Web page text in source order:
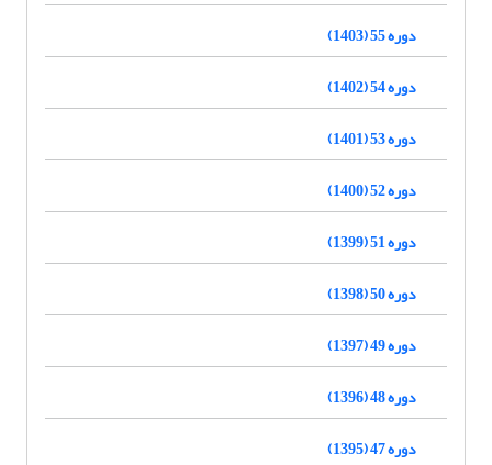
دوره 55 (1403)
دوره 54 (1402)
دوره 53 (1401)
دوره 52 (1400)
دوره 51 (1399)
دوره 50 (1398)
دوره 49 (1397)
دوره 48 (1396)
دوره 47 (1395)